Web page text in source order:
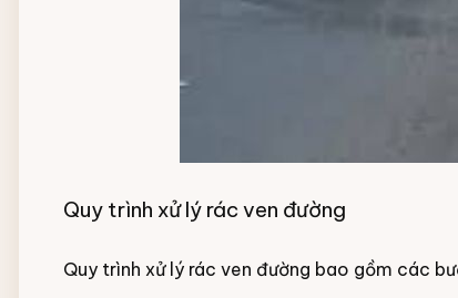
Quy trình xử lý rác ven đường
Quy trình xử lý rác ven đường bao gồm các